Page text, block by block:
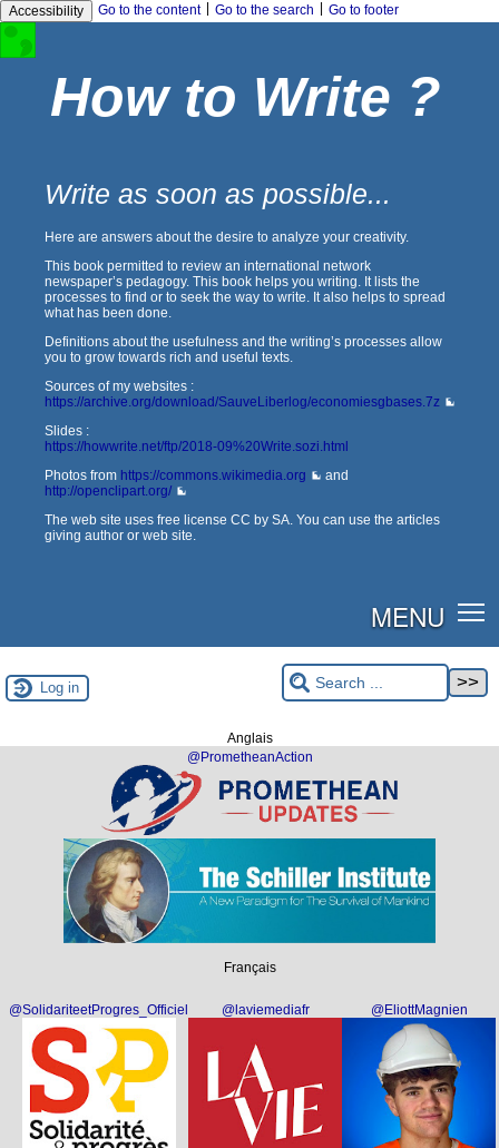
Accessibility Go to the content Go to the search Go to footer
How to Write ?
Write as soon as possible...
Here are answers about the desire to analyze your creativity.
This book permitted to review an international network
newspaper’s pedagogy. This book helps you writing. It lists the
processes to find or to seek the way to write. It also helps to spread
what has been done.
Definitions about the usefulness and the writing’s processes allow
you to grow towards rich and useful texts.
Sources of my websites :
https://archive.org/download/SauveLiberlog/economiesgbases.7z
Slides :
https://howwrite.net/ftp/2018-09%20Write.sozi.html
Photos from https://commons.wikimedia.org
and
http://openclipart.org/
The web site uses free license CC by SA. You can use the articles
giving author or web site.
MENU
Log in
Anglais
@PrometheanAction
Français
@EliottMagnien
@laviemediafr
@SolidariteetProgres_Officiel